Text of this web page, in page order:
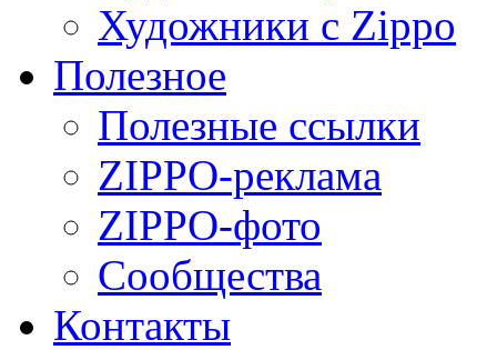
Художники с Zippo
Полезное
Полезные ссылки
ZIPPO-реклама
ZIPPO-фото
Сообщества
Контакты